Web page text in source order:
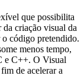
que possibilita
criação visual da
o código pretendido.
menos tempo,
e C++. O Visual
de acelerar a